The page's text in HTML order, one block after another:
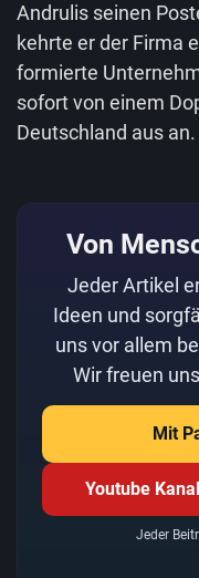
Andrulis seinen
kehrte er der Firma
formierte
sofort von einem
Deutschland aus an.
Von
Jeder Artikel
Ideen und
uns vor allem
Wir freuen
Mit
Youtube Kanal
Jeder